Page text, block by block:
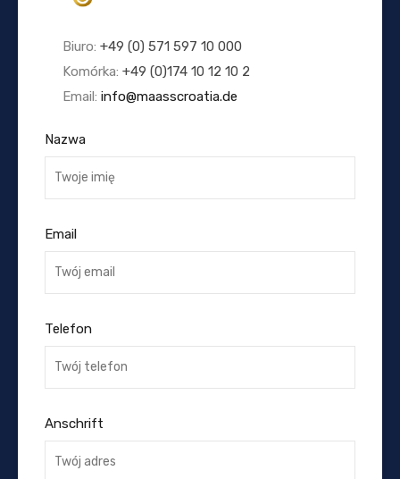
Biuro: +49 (0) 571 597 10 000
Komórka: +49 (0)174 10 12 10 2
Email: info@maasscroatia.de
Nazwa
Email
Telefon
Anschrift